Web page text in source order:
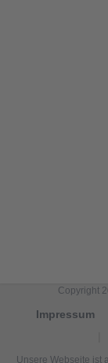
Copyright
Impressum
Unsere Webseite ist